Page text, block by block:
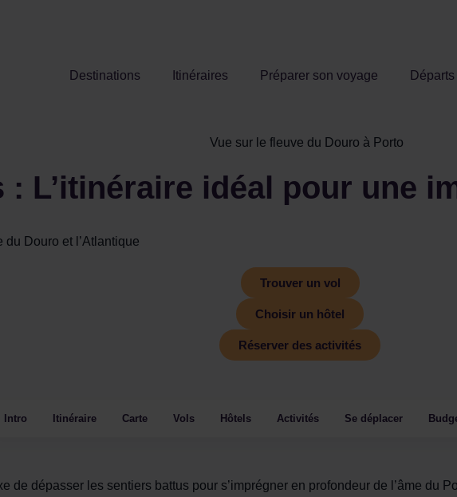
Destinations Itinéraires Préparer son voyage Départs
: L’itinéraire idéal pour une
Douro et l’Atlantique
Trouver un vol
Choisir un hôtel
Réserver des activités
Intro Itinéraire Carte Vols Hôtels Activités Se déplacer
de dépasser les sentiers battus pour s’imprégner en profondeur de l’âme du